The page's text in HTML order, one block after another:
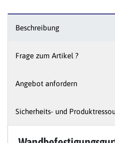
Beschreibung
Frage zum Artikel ?
Angebot anfordern
Sicherheits- und